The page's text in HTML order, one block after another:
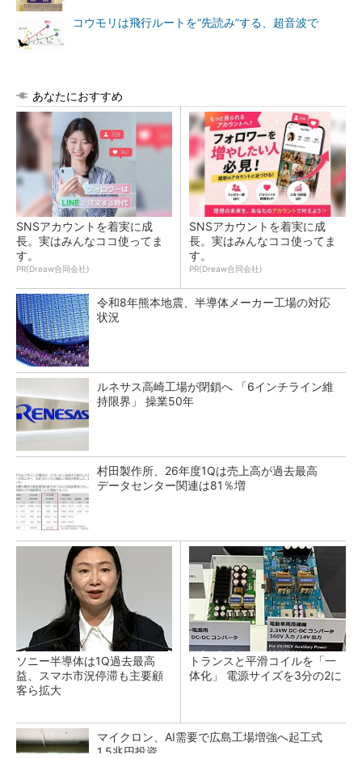
コウモリは飛行ルートを“先読み”する、超音波で
あなたにおすすめ
SNSアカウントを着実に成
長。実はみんなココ使ってま
す。
PR(Dreaw合同会社)
SNSアカウントを着実に成
長。実はみんなココ使ってま
す。
PR(Dreaw合同会社)
令和8年熊本地震、半導体メーカー工場の対応
状況
ルネサス高崎工場が閉鎖へ 「6インチライン維
持限界」 操業50年
村田製作所、26年度1Qは売上高が過去最高
データセンター関連は81％増
ソニー半導体は1Q過去最高
益、スマホ市況停滞も主要顧
客ら拡大
トランスと平滑コイルを「一
体化」 電源サイズを3分の2に
マイクロン、AI需要で広島工場増強へ起工式
1.5兆円投資